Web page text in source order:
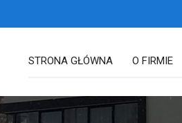
STRONA GŁÓWNA O FIRMIE